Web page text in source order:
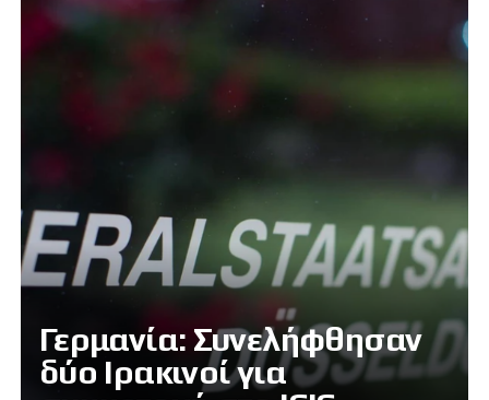
Γερμανία: Συνελήφθησαν
δύο Ιρακινοί για